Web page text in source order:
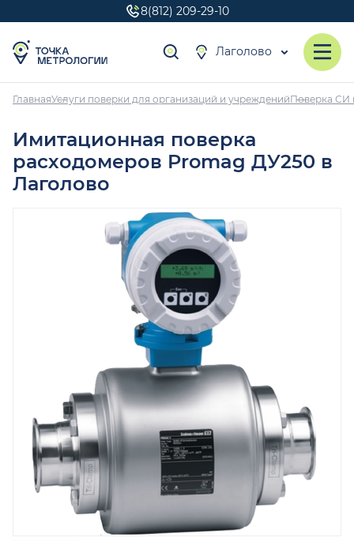
8(812) 209-29-10
Лаголово
ГлавнаяУслуги поверки для организаций и учрежденийПоверка СИ
Имитационная поверка
расходомеров Promag ДУ250 в
Лаголово